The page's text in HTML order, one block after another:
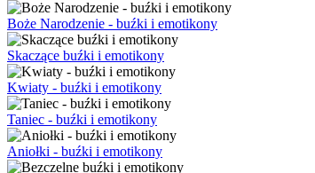
Boże Narodzenie - buźki i emotikony
Skaczące buźki i emotikony
Kwiaty - buźki i emotikony
Taniec - buźki i emotikony
Aniołki - buźki i emotikony